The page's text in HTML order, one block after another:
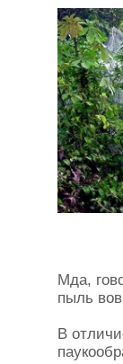
Мда,
пыль
В